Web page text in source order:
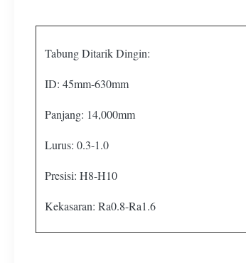
Tabung Ditarik Dingin:
ID: 45mm-630mm
Panjang: 14,000mm
Lurus: 0.3-1.0
Presisi: H8-H10
Kekasaran: Ra0.8-Ra1.6